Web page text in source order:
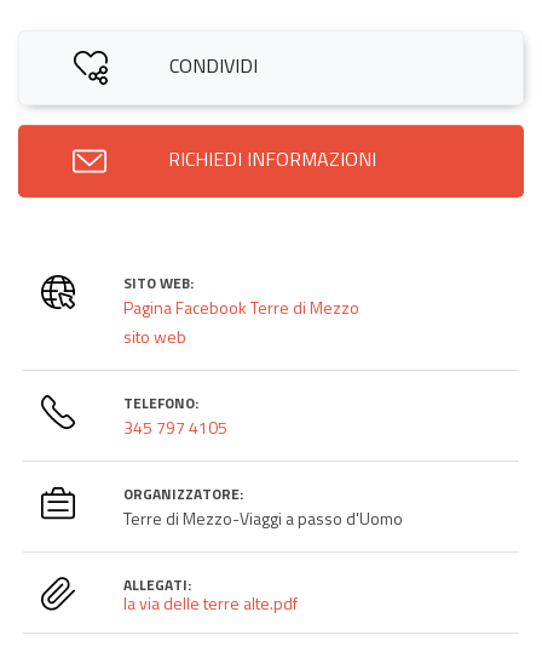
CONDIVIDI
RICHIEDI INFORMAZIONI
SITO WEB:
Pagina Facebook Terre di Mezzo
sito web
TELEFONO:
345 797 4105
ORGANIZZATORE:
Terre di Mezzo-Viaggi a passo d'Uomo
ALLEGATI:
la via delle terre alte.pdf